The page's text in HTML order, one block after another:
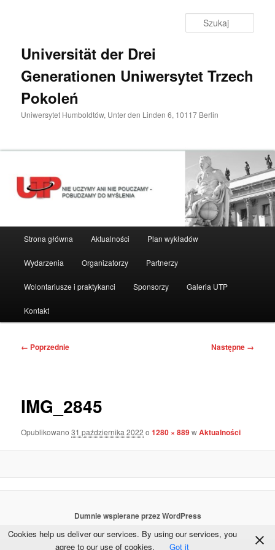
Universität der Drei
Generationen Uniwersytet Trzech
Pokoleń
Uniwersytet Humboldtów, Unter den Linden 6, 10117 Berlin
Strona główna Aktualności Plan wykładów
Wydarzenia Organizatorzy Partnerzy
Wolontariusze i praktykanci Sponsorzy Galeria UTP
Kontakt
Nawigacja
← Poprzednie Następne →
IMG_2845
Opublikowano31 października 2022 o1280 × 889wAktualności
Dumnie wspierane przez WordPress
Cookies help us deliver our services. By using our services, you
agree to our use of cookies.
Got it